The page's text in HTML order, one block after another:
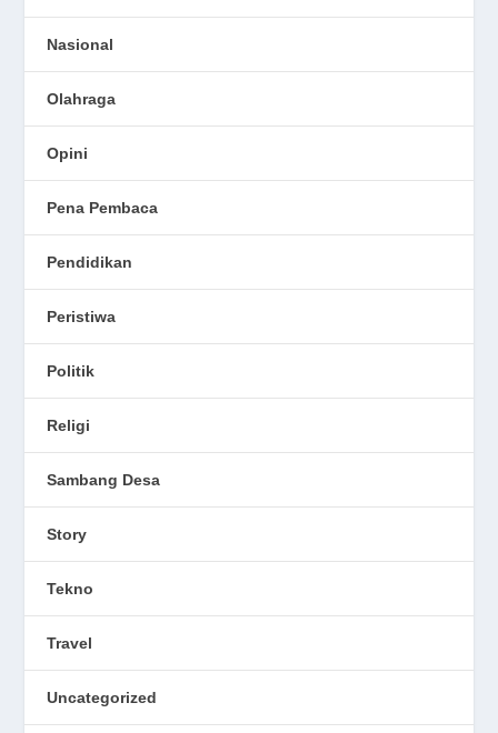
Nasional
Olahraga
Opini
Pena Pembaca
Pendidikan
Peristiwa
Politik
Religi
Sambang Desa
Story
Tekno
Travel
Uncategorized